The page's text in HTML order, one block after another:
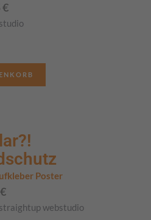
€
Poster
€
straightup webstudio